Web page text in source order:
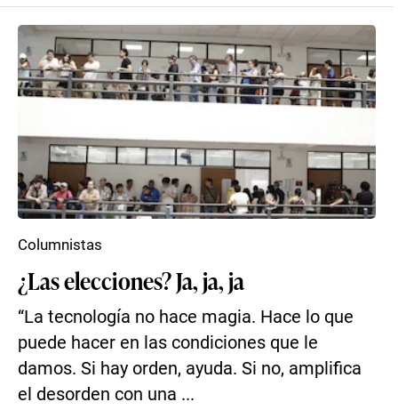
¿Las elecciones? Ja, ja, ja
“La tecnología no hace magia. Hace lo que
puede hacer en las condiciones que le
damos. Si hay orden, ayuda. Si no, amplifica
el desorden con una ...
Columnistas